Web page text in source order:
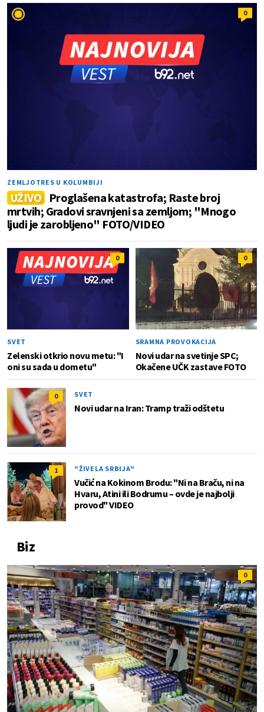
0
ZEMLJOTRES U KOLUMBIJI
UŽIVO Proglašena katastrofa; Raste broj
mrtvih; Gradovi sravnjeni sa zemljom; "Mnogo
ljudi je zarobljeno" FOTO/VIDEO
0
SVET
Zelenski otkrio novu metu: "I
oni su sada u dometu"
0
SRAMNA PROVOKACIJA
Novi udar na svetinje SPC;
Okačene UČK zastave FOTO
0 SVET
Novi udar na Iran: Tramp traži odštetu
1 "ŽIVELA SRBIJA"
Vučić na Kokinom Brodu: "Ni na Braču, ni na
Hvaru, Atini ili Bodrumu – ovde je najbolji
provod" VIDEO
Biz
0